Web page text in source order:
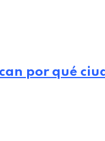
por qué